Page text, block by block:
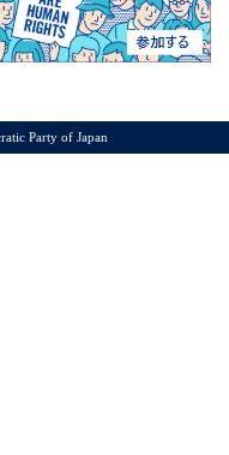
Party of Japan